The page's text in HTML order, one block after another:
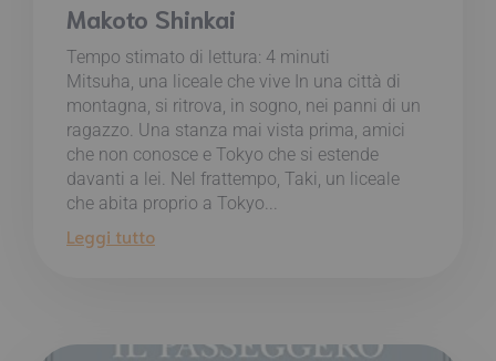
Makoto Shinkai
Tempo stimato di lettura: 4 minuti
Mitsuha, una liceale che vive In una città di
montagna, si ritrova, in sogno, nei panni di un
ragazzo. Una stanza mai vista prima, amici
che non conosce e Tokyo che si estende
davanti a lei. Nel frattempo, Taki, un liceale
che abita proprio a Tokyo...
Leggi tutto